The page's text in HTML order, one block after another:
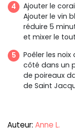
Ajouter le
Ajouter le vin
réduire 5
et mixer le
Poêler les
côté dans un
de poireaux
de Saint
Auteur: Anne L.